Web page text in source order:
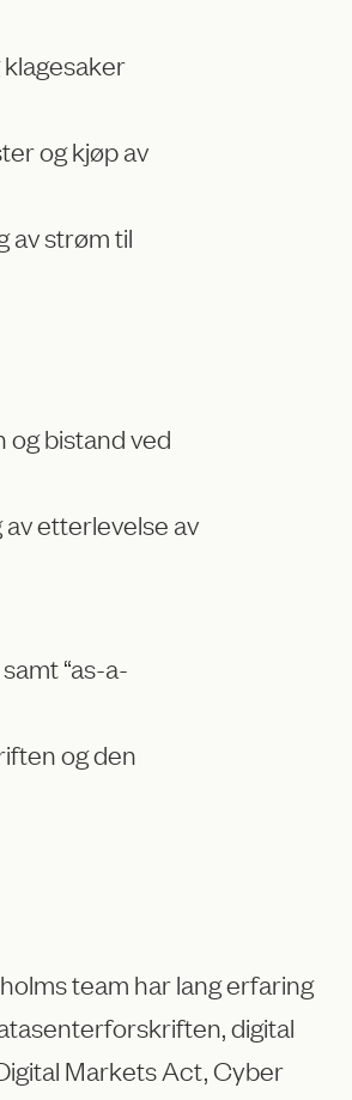
og kjøp av
av strøm til
og bistand ved
etterlevelse av
“as-a-
og den
team har lang erfaring
digital
Markets Act, Cyber